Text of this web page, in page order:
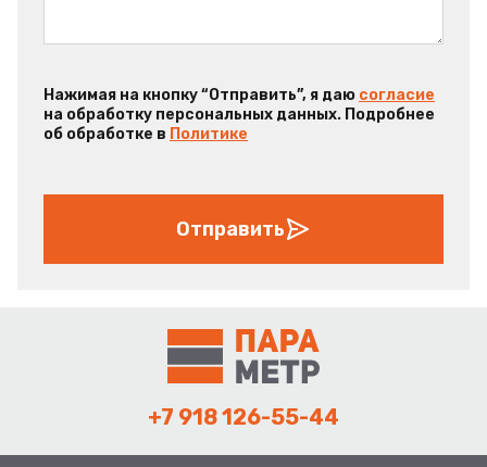
Нажимая на кнопку “Отправить”, я даю согласие
на обработку персональных данных. Подробнее
об обработке в Политике
Отправить
+7 918 126-55-44